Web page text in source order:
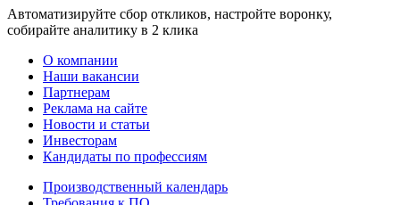
Автоматизируйте сбор откликов, настройте воронку,
собирайте аналитику в 2 клика
О компании
Наши вакансии
Партнерам
Реклама на сайте
Новости и статьи
Инвесторам
Кандидаты по профессиям
Производственный календарь